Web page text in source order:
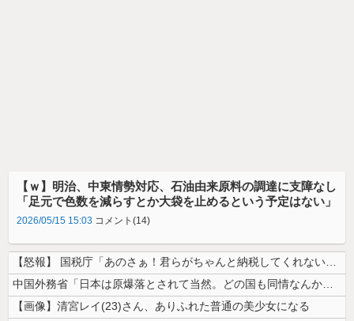
【ｗ】明治、中東情勢対応、石油由来原料の調達に支障なし
「足元で色数を減らすとか大袋を止めるという予定はない」
2026/05/15 15:03 コメント(14)
【怒報】 国税庁「あのさぁ！君らがちゃんと納税してくれないとこうなっち...
中国外務省「日本は原爆落とされて当然。どの国も同情なんかしない」
【画像】清宮レイ(23)さん、ありふれた普通の美少女になる